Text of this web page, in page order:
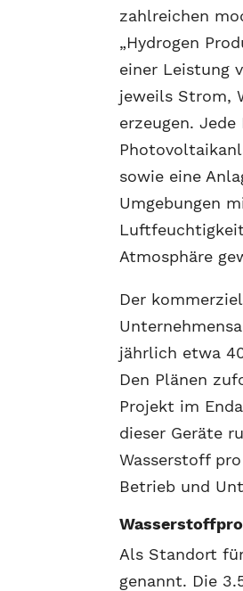
zahlreichen
„Hydrogen
einer Leistung
jeweils Strom,
erzeugen.
sowie eine
Umgebungen
Atmosphäre
Der
jährlich etwa
Den Plänen
Projekt im
dieser Geräte
Wasserstoff
Betrieb und
Als Standort
genannt. Die